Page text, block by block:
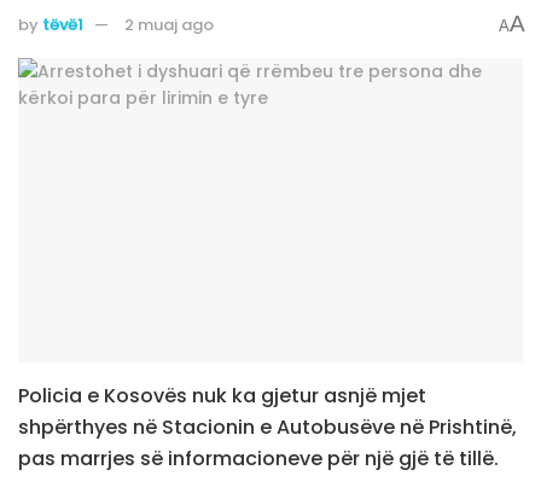
by tëvë1 2 muaj ago AA
Policia e Kosovës nuk ka gjetur asnjë mjet
shpërthyes në Stacionin e Autobusëve në Prishtinë,
pas marrjes së informacioneve për një gjë të tillë.